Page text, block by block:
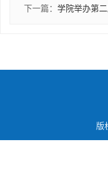
下一篇：学院举办第
版